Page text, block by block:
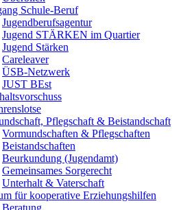
Schule-Beruf
Jugendberufsagentur
Jugend STÄRKEN im Quartier
Jugend Stärken
Careleaver
ÜSB-Netzwerk
JUST BEst
Pflegschaft & Beistandschaft
Vormundschaften & Pflegschaften
Beistandschaften
Beurkundung (Jugendamt)
Gemeinsames Sorgerecht
Unterhalt & Vaterschaft
für kooperative Erziehungshilfen
Beratung